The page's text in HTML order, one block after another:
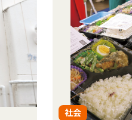
社会